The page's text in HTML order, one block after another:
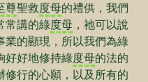
尊聖救度母的禮供，我們
常講的綠度母 ，祂可以說
業的顯現，所以我們為綠
好好地修持綠度母的法的
修行的心願，以及所有的